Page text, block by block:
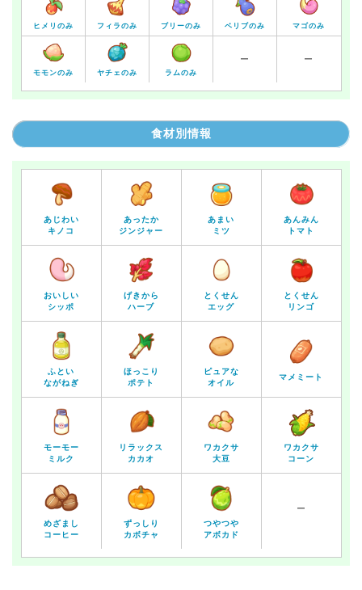
ヒメリのみ フィラのみ ブリーのみ ベリブのみ マゴのみ
モモンのみ ヤチェのみ ラムのみ
ー ー
食材別情報
あじわい
キノコ
あったか
ジンジャー
あまい
ミツ
あんみん
トマト
おいしい
シッポ
げきから
ハーブ
とくせん
エッグ
とくせん
リンゴ
ふとい
ながねぎ
ほっこり
ポテト
ピュアな
オイル
マメミート
モーモー
ミルク
リラックス
カカオ
ワカクサ
大豆
ワカクサ
コーン
めざまし
コーヒー
ずっしり
カボチャ
つやつや
アボカド
ー